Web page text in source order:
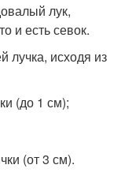
лук,
и есть севок.
лучка, исходя из
(до 1 см);
(от 3 см).